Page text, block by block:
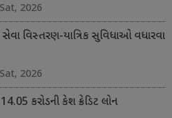
2026
સેવા વિસ્તરણ-યાત્રિક સુવિધાઓ વધારવા
2026
કરોડની કેશ ક્રેડિટ લોન